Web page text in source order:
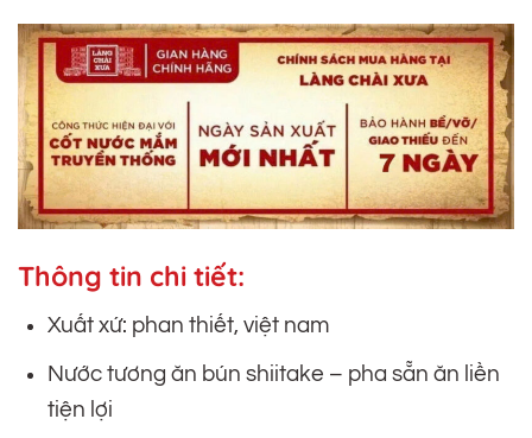
Thông tin chi tiết:
Xuất xứ: phan thiết, việt nam
Nước tương ăn bún shiitake – pha sẵn ăn liền
tiện lợi